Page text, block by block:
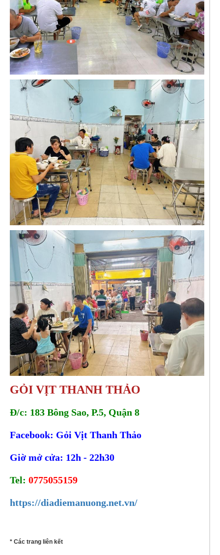
GỎI VỊT THANH THẢO
Đ/c: 183 Bông Sao, P.5, Quận 8
Facebook: Gỏi Vịt Thanh Thảo
Giờ mở cửa: 12h - 22h30
Tel: 0775055159
https://diadiemanuong.net.vn/
* Các trang liên kết